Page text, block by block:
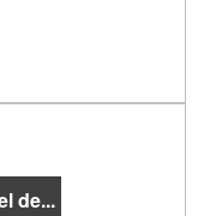
de...